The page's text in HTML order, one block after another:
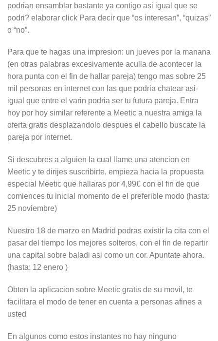
podrian ensamblar bastante ya contigo asi­ igual que se
podri? elaborar click Para decir que “os interesan”, “quizas”
o “no”.
Para que te hagas una impresion: un jueves por la manana
(en otras palabras excesivamente aculla de acontecer la
hora punta con el fin de hallar pareja) tengo mas sobre 25
mil personas en internet con las que podria chatear asi­
igual que entre el varin podria ser tu futura pareja. Entra
hoy por hoy similar referente a Meetic a nuestra amiga la
oferta gratis desplazandolo despues el cabello buscate la
pareja por internet.
Si descubres a alguien la cual llame una atencion en
Meetic y te dirijes suscribirte, empieza hacia la propuesta
especial Meetic que hallaras por 4,99€ con el fin de que
comiences tu inicial momento de el preferible modo (hasta:
25 noviembre)
Nuestro 18 de marzo en Madrid podras existir la cita con el
pasar del tiempo los mejores solteros, con el fin de repartir
una capital sobre baladi asi­ como un cor. Apuntate ahora.
(hasta: 12 enero )
Obten la aplicacion sobre Meetic gratis de su movil, te
facilitara el modo de tener en cuenta a personas afines a
usted
En algunos como estos instantes no hay ninguno